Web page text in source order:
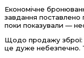
Економічне
завдання поставлено
поки показували —
Щодо продажу зброї:
це дуже небезпечно.